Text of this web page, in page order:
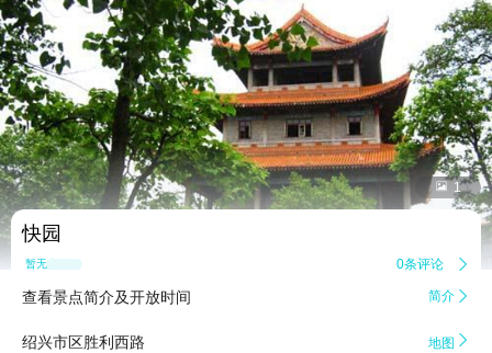
 1
快园
暂无点评 0条评论 
查看景点简介及开放时间 简介 
绍兴市区胜利西路 地图 
